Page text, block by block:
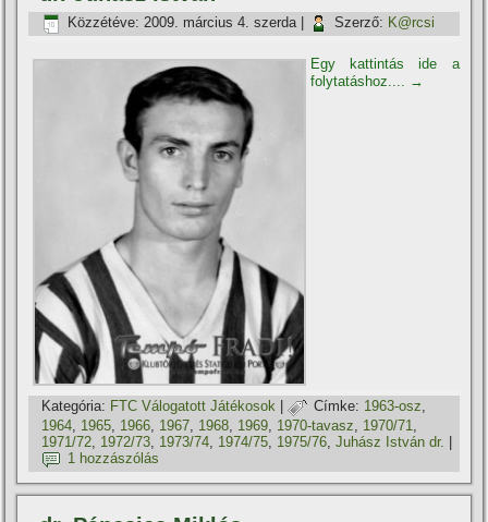
Közzétéve: 2009. március 4. szerda Szerző: K@rcsi
Egy kattintás ide a
folytatáshoz....
→
Kategória: FTC Válogatott Játékosok | Címke: 1963-osz,
1964 1965 1966 1967 1968 1969 1970-tavasz 1970/71
1971/72 1972/73 1973/74 1974/75 1975/76 ,Juhász István dr. |
1 hozzászólás